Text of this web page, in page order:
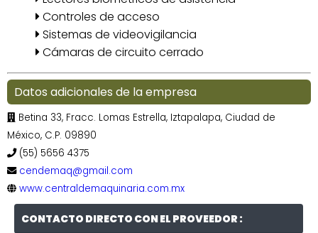
Controles de acceso
Sistemas de videovigilancia
Cámaras de circuito cerrado
Datos adicionales de la empresa
Betina 33, Fracc. Lomas Estrella, Iztapalapa, Ciudad de
México, C.P. 09890
(55) 5656 4375
cendemaq@gmail.com
www.centraldemaquinaria.com.mx
CONTACTO DIRECTO CON EL PROVEEDOR :